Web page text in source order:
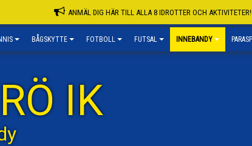
ANMÄL DIG HÄR TILL ALLA 8 IDROTTER OCH
BÅGSKYTTE FOTBOLL FUTSAL INNEBANDY
IK